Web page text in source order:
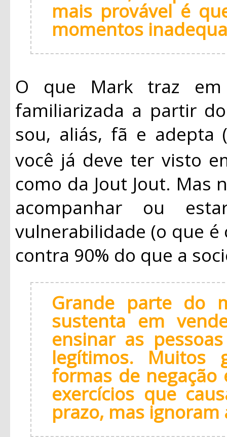
mais provável é
momentos
O que Mark traz
familiarizada a partir
sou, aliás, fã e adepta
você já deve ter visto
como da Jout Jout. Mas
acompanhar ou
vulnerabilidade (o que
contra 90% do que a
Grande parte do
sustenta em
ensinar as
legítimos. Muitos
formas de
exercícios que
prazo, mas